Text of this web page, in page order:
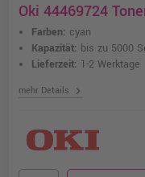
Oki 44469724
Farben: cyan
Kapazität: bis zu 5000
Lieferzeit: 1-2 Werktage
mehr Details chevron_right